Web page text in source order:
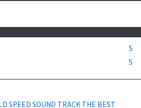
5
5
SPEED SOUND TRACK THE BEST